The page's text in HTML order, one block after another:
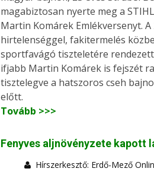
magabiztosan nyerte meg a
Martin Komárek Emlékversenyt.
hirtelenséggel, fakitermelés
sportfavágó tiszteletére
ifjabb Martin Komárek is fejszét
tisztelegve a hatszoros cseh
előtt.
Tovább >>>
Fenyves aljnövényzete kapott
Hírszerkesztő: Erdő-Mező